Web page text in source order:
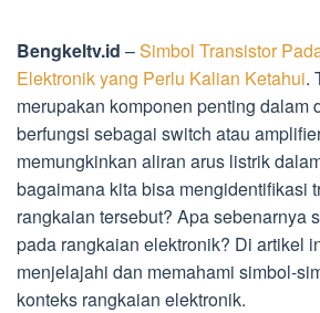
Bengkeltv.id –Simbol Transistor
Elektronik yang Perlu Kalian Ketahui.
merupakan komponen penting dalam
berfungsi sebagai switch atau
memungkinkan aliran arus listrik
bagaimana kita bisa mengidentifikasi
rangkaian tersebut? Apa sebenarnya
pada rangkaian elektronik? Di artikel
menjelajahi dan memahami simbol-
konteks rangkaian elektronik.